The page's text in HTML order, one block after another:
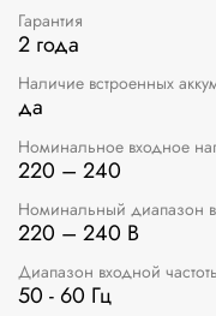
Гарантия
2 года
Наличие встроенных
да
Номинальное входное
220 – 240
Номинальный диапазон
220 – 240 В
Диапазон входной
50 - 60 Гц